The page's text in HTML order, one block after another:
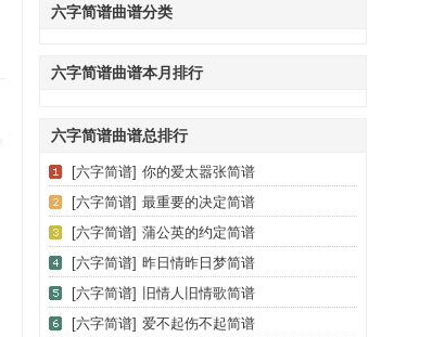
六字简谱曲谱分类
六字简谱曲谱本月排行
六字简谱曲谱总排行
[六字简谱] 你的爱太嚣张简谱
[六字简谱] 最重要的决定简谱
[六字简谱] 蒲公英的约定简谱
[六字简谱] 昨日情昨日梦简谱
[六字简谱]
旧情人旧情歌简谱
[六字简谱] 爱不起伤不起简谱